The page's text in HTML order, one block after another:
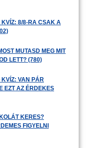
KVÍZ: 8/8-RA CSAK A
MUTASD MEG MIT
LETT? (780)
VAN PÁR
EZT AZ ÉRDEKES
KERES?
FIGYELNI